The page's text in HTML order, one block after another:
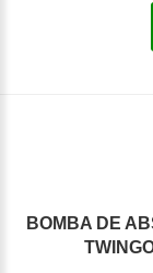
BOMBA DE